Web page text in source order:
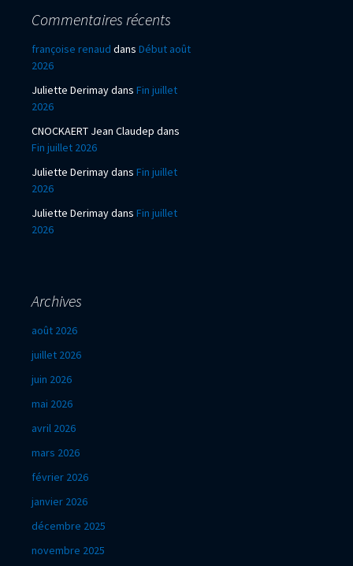
Commentaires récents
françoise renaud dans Début août
2026
Juliette Derimaydans Fin juillet
2026
CNOCKAERT Jean Claudep dans
Fin juillet 2026
Juliette Derimaydans Fin juillet
2026
Juliette Derimaydans Fin juillet
2026
Archives
août 2026
juillet 2026
juin 2026
mai 2026
avril 2026
mars 2026
février 2026
janvier 2026
décembre 2025
novembre 2025